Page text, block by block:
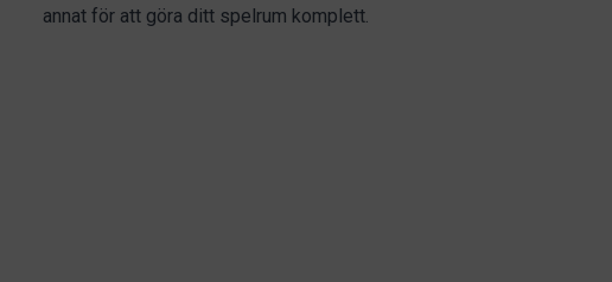
annat för att göra ditt spelrum komplett.